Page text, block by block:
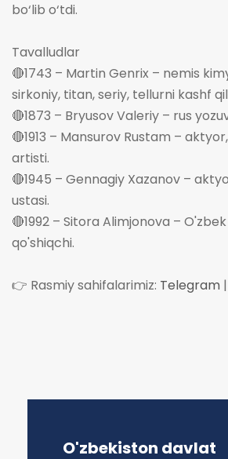
bo‘lib o‘tdi.
Tavalludlar
🔴1743 – Martin Genrix – nemis
sirkoniy, titan, seriy, tellurni kashf
🔴1873 – Bryusov Valeriy – rus
🔴1913 – Mansurov Rustam –
artisti.
🔴1945 – Gennagiy Xazanov –
ustasi.
🔴1992 – Sitora Alimjonova –
qo'shiqchi.‌‌
👉 Rasmiy sahifalarimiz: Telegram |
O'zbekiston davlat